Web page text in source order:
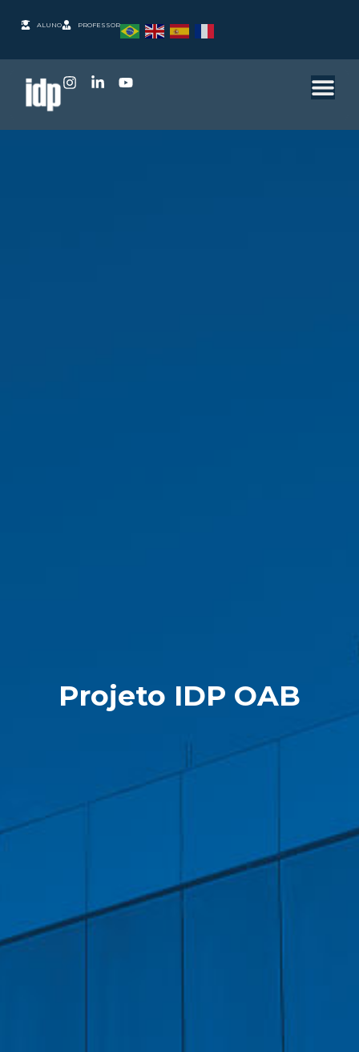
ALUNO PROFESSOR
Projeto IDP OAB